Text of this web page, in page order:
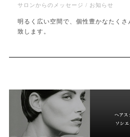
サロンからのメッセージ / お知らせ
明るく広い空間で、個性豊かなたく
致します。